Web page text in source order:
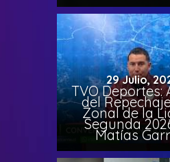
29 Julio,
TVO Deportes:
del
Zonal de la
Segunda
Matías